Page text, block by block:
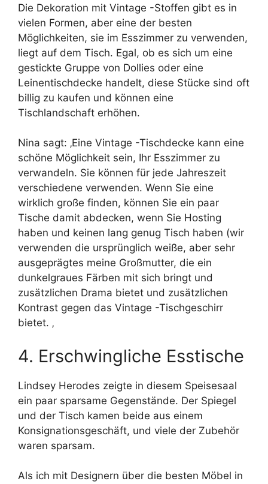
Die Dekoration mit Vintage -Stoffen gibt es in
vielen Formen, aber eine der besten
Möglichkeiten, sie im Esszimmer zu verwenden,
liegt auf dem Tisch. Egal, ob es sich um eine
gestickte Gruppe von Dollies oder eine
Leinentischdecke handelt, diese Stücke sind oft
billig zu kaufen und können eine
Tischlandschaft erhöhen.
Nina sagt: ‚Eine Vintage -Tischdecke kann eine
schöne Möglichkeit sein, Ihr Esszimmer zu
verwandeln. Sie können für jede Jahreszeit
verschiedene verwenden. Wenn Sie eine
wirklich große finden, können Sie ein paar
Tische damit abdecken, wenn Sie Hosting
haben und keinen lang genug Tisch haben (wir
verwenden die ursprünglich weiße, aber sehr
ausgeprägtes meine Großmutter, die ein
dunkelgraues Färben mit sich bringt und
zusätzlichen Drama bietet und zusätzlichen
Kontrast gegen das Vintage -Tischgeschirr
bietet. ‚
4. Erschwingliche Esstische
Lindsey Herodes zeigte in diesem Speisesaal
ein paar sparsame Gegenstände. Der Spiegel
und der Tisch kamen beide aus einem
Konsignationsgeschäft, und viele der Zubehör
waren sparsam.
Als ich mit Designern über die besten Möbel in